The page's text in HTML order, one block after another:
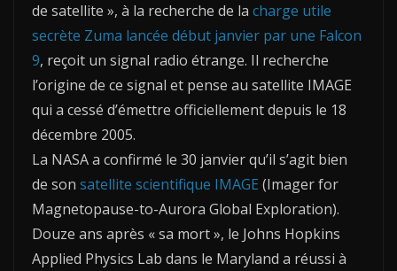
de satellite », à la recherche de la charge utile
secrète Zuma lancée début janvier par une Falcon
9, reçoit un signal radio étrange. Il recherche
l’origine de ce signal et pense au satellite IMAGE
qui a cessé d’émettre officiellement depuis le 18
décembre 2005.
La NASA a confirmé le 30 janvier qu’il s’agit bien
de son satellite scientifique IMAGE (Imager for
Magnetopause-to-Aurora Global Exploration).
Douze ans après « sa mort », le Johns Hopkins
Applied Physics Lab dans le Maryland a réussi à